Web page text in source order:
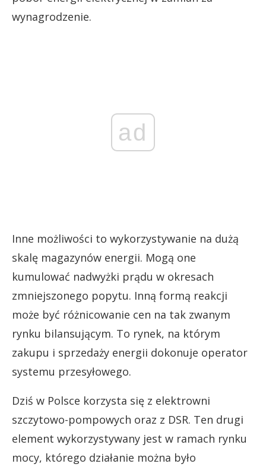
wynagrodzenie.
ad
Inne możliwości to wykorzystywanie na dużą
skalę magazynów energii. Mogą one
kumulować nadwyżki prądu w okresach
zmniejszonego popytu. Inną formą reakcji
może być różnicowanie cen na tak zwanym
rynku bilansującym. To rynek, na którym
zakupu i sprzedaży energii dokonuje operator
systemu przesyłowego.
Dziś w Polsce korzysta się z elektrowni
szczytowo-pompowych oraz z DSR. Ten drugi
element wykorzystywany jest w ramach rynku
mocy, którego działanie można było